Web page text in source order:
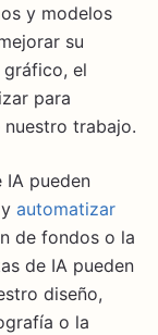
y modelos
su
el
para
trabajo.
IA pueden
automatizar
de fondos o la
de IA pueden
diseño,
o la